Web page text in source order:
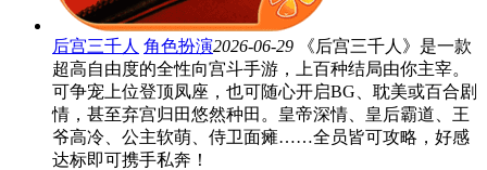
后宫三千人 角色扮演2026-06-29
《后宫三千人》是一款
超高自由度的全性向宫斗手游，上百种结局由你主宰。
可争宠上位登顶凤座，也可随心开启BG、耽美或百合剧
情，甚至弃宫归田悠然种田。皇帝深情、皇后霸道、王
爷高冷、公主软萌、侍卫面瘫……全员皆可攻略，好感
达标即可携手私奔！